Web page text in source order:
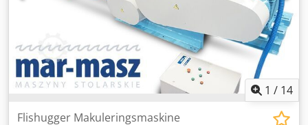
1 / 14
Flishugger Makuleringsmaskine